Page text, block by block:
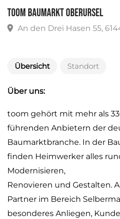
An den Drei-Hasen
Übersicht Standort
Über uns:
toom gehört mit mehr als
führenden Anbietern der
Baumarktbranche. In der
finden Heimwerker alles
Modernisieren,
Renovieren und Gestalten.
Partner im Bereich
besonderes Anliegen,